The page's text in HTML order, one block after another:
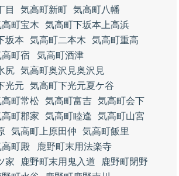
目
気高町新町 気高町八幡
高町宝木
気高町下坂本上高浜
坂本
気高町二本木
気高町重高
町宿
気高町酒津
尻 気高町奥沢見奥沢見
光元
気高町下光元夏ケ谷
高町常松 気高町富吉 気高町会下
高町郡家 気高町睦逢
気高町山宮
気高町上原田仲
気高町飯里
高町殿
鹿野町末用法楽寺
家
鹿野町末用鬼入道
鹿野町閉野